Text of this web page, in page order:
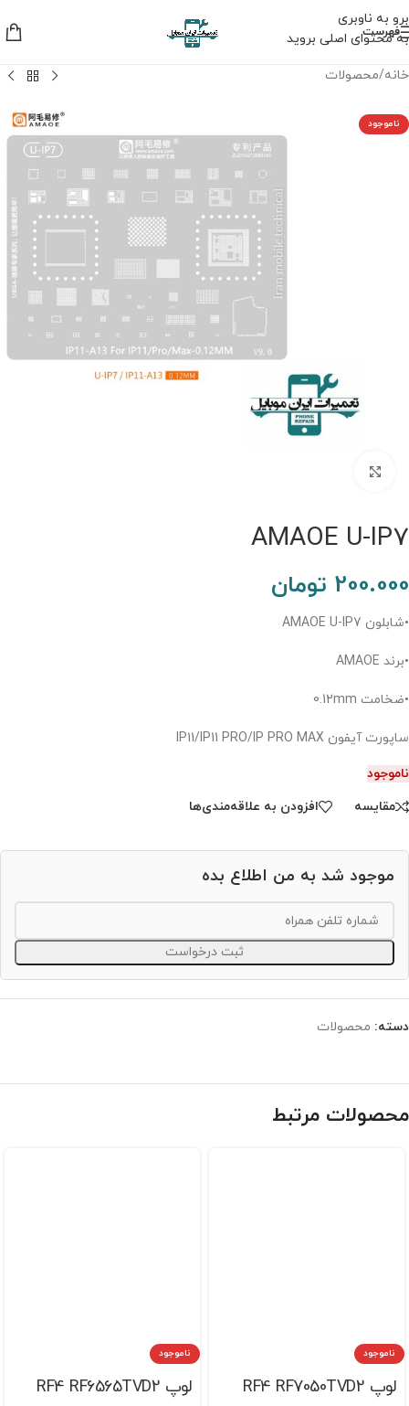
برو به ناوبری
به محتوای اصلی بروید
فهرست
خانه/محصولات
ناموجود
AMAOE U-IP7
200.000 تومان
•شابلون AMAOE U-IP7
•برند AMAOE
•ضخامت 0.12mm
ساپورت آیفون IP11/IP11 PRO/IP PRO MAX
ناموجود
مقایسه
افزودن به علاقه‌مندی‌ها
موجود شد به من اطلاع بده
ثبت درخواست
دسته: محصولات
محصولات مرتبط
ناموجود
لوپ RF4 RF7050TVD2
ناموجود
لوپ RF4 RF6565TVD2